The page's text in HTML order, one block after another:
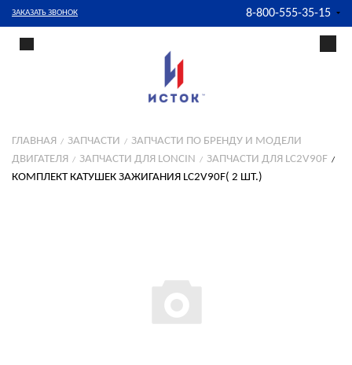
ЗАКАЗАТЬ ЗВОНОК 8-800-555-35-15
ГЛАВНАЯ ЗАПЧАСТИ
ЗАПЧАСТИ ПО БРЕНДУ И МОДЕЛИ
ДВИГАТЕЛЯ
ЗАПЧАСТИ ДЛЯ LONCIN
ЗАПЧАСТИ ДЛЯ LC2V90F
КОМПЛЕКТ КАТУШЕК ЗАЖИГАНИЯ LC2V90F( 2 ШТ.)